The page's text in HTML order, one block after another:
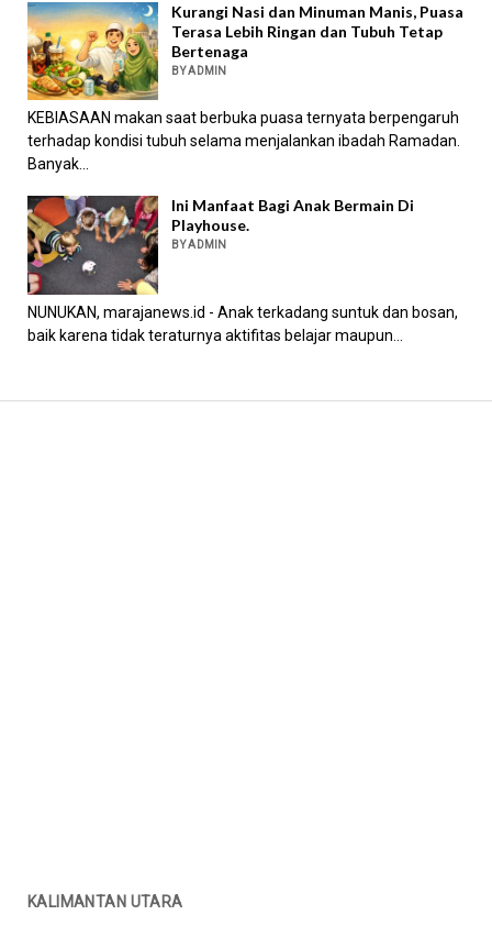
Kurangi Nasi dan Minuman Manis, Puasa
Terasa Lebih Ringan dan Tubuh Tetap
Bertenaga
BY ADMIN
KEBIASAAN makan saat berbuka puasa ternyata berpengaruh
terhadap kondisi tubuh selama menjalankan ibadah Ramadan.
Banyak...
Ini Manfaat Bagi Anak Bermain Di
Playhouse.
BY ADMIN
NUNUKAN, marajanews.id - Anak terkadang suntuk dan bosan,
baik karena tidak teraturnya aktifitas belajar maupun...
KALIMANTAN UTARA